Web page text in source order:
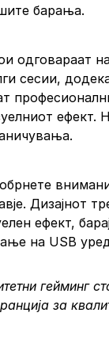
барања.
одговараат
сесии,
ефект,
на USB
за